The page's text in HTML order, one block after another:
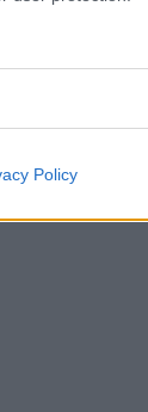
Policy